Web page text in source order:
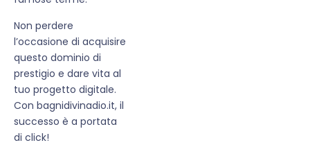
Non perdere
l’occasione di acquisire
questo dominio di
prestigio e dare vita al
tuo progetto digitale.
Con bagnidivinadio.it, il
successo è a portata
di click!